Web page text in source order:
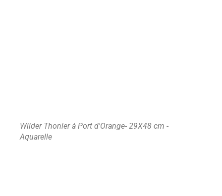
Wilder Thonier à Port d'Orange- 29X48 cm -
Aquarelle